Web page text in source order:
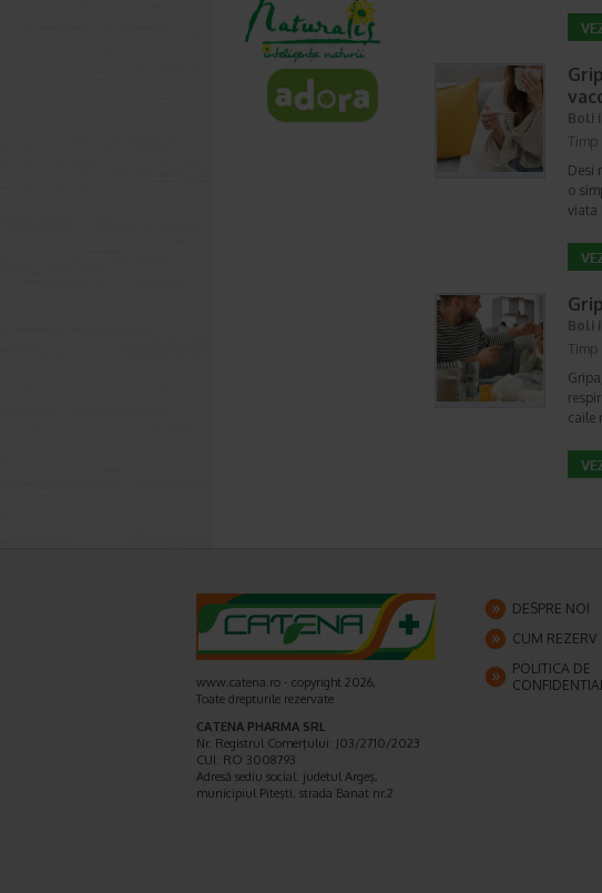
Boli
Timp
Desi
o
viata
Boli
Timp
caile
www.catena.ro - copyright 2026,
Toate drepturile rezervate
CATENA PHARMA SRL
Nr. Registrul Comerţului: J03/2710/2023
CUI: RO 3008793
Adresă sediu social: judetul Argeş,
municipiul Piteşti, strada Banat nr.2
DESPRE NOI
CUM REZERV
POLITICA DE